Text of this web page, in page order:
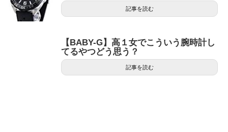
記事を読む
【BABY-G】高１女でこういう腕時計し
てるやつどう思う？
記事を読む